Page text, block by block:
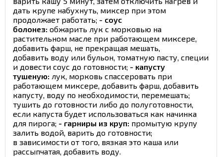
дать крупе набухнуть, миксер при этом
продолжает работать; - соус
болонез: обжарить лук с морковью на
растительном масле при работающем миксере,
добавить фарш, не прекращая мешать,
добавить воду или бульон, томатную пасту, специи
и довести соус до готовности; - капусту
тушеную: лук, морковь спассеровать при
работающем миксере, добавить фарш, добавить
капусту, воду по необходимости, перемешать;
тушить до готовности либо до полуготовности,
если капуста будет использоваться как начинка
для пирога; - гарниры из круп: промытую крупу
залить водой, варить до готовности;
в зависимости от того, вязкая это каша или
рассыпчатая, добавить воду.